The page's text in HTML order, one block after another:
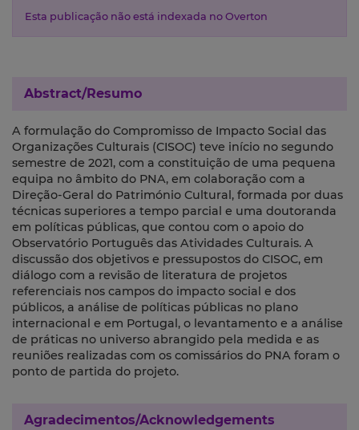
Esta publicação não está indexada no Overton
Abstract/Resumo
A formulação do Compromisso de Impacto Social das
Organizações Culturais (CISOC) teve início no segundo
semestre de 2021, com a constituição de uma pequena
equipa no âmbito do PNA, em colaboração com a
Direção-Geral do Património Cultural, formada por duas
técnicas superiores a tempo parcial e uma doutoranda
em políticas públicas, que contou com o apoio do
Observatório Português das Atividades Culturais. A
discussão dos objetivos e pressupostos do CISOC, em
diálogo com a revisão de literatura de projetos
referenciais nos campos do impacto social e dos
públicos, a análise de políticas públicas no plano
internacional e em Portugal, o levantamento e a análise
de práticas no universo abrangido pela medida e as
reuniões realizadas com os comissários do PNA foram o
ponto de partida do projeto.
Agradecimentos/Acknowledgements